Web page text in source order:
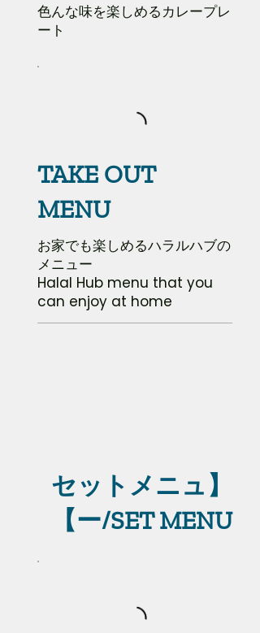
色んな味を楽しめるカレープレ
ート
TAKE OUT
MENU
お家でも楽しめるハラルハブの
メニュー
Halal Hub menu that you
can enjoy at home
【セットメニュ
ー/SET MENU】